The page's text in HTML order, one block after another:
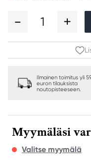
1
Ilmainen toimitus yli
euron tilauksista
noutopisteeseen.
Myymäläsi
Valitse myymälä